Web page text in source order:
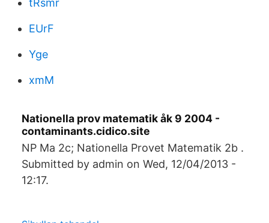
tRsmr
EUrF
Yge
xmM
Nationella prov matematik åk 9 2004 -
contaminants.cidico.site
NP Ma 2c; Nationella Provet Matematik 2b .
Submitted by admin on Wed, 12/04/2013 -
12:17.